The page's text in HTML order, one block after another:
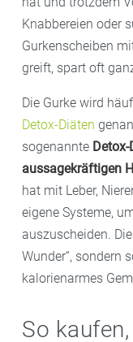
Knabbereien oder
Gurkenscheiben
greift, spart oft
Die Gurke wird
Detox-Diäten
sogenannte
aussagekräftigen
hat mit Leber,
eigene Systeme,
auszuscheiden.
Wunder“, sondern
kalorienarmes
So